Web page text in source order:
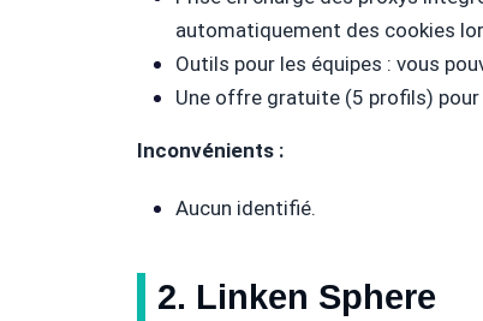
automatiquement des cookies
Outils pour les équipes : vous
Une offre gratuite (5 profils)
Inconvénients :
Aucun identifié.
2. Linken Sphere